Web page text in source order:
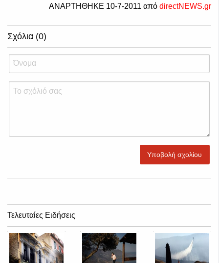
ΑΝΑΡΤΗΘΗΚΕ 10-7-2011 από directNEWS.gr
Σχόλια (0)
Υποβολή σχολίου
Τελευταίες Ειδήσεις